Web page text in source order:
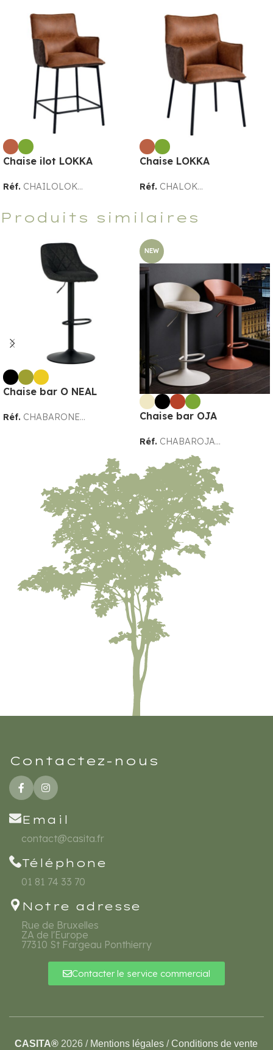
Chaise ilot LOKKA
Réf. CHAILOLOK...
Chaise LOKKA
Réf. CHALOK...
Produits similaires
Chaise bar O NEAL
Réf. CHABARONE...
NEW
Chaise bar OJA
Réf. CHABAROJA...
Contactez-nous
Email
contact@casita.fr
Téléphone
01 81 74 33 70
Notre adresse
Rue de Bruxelles
ZA de l'Europe
77310 St Fargeau Ponthierry
Contacter le service commercial
CASITA® 2026 / Mentions légales /Conditions de vente